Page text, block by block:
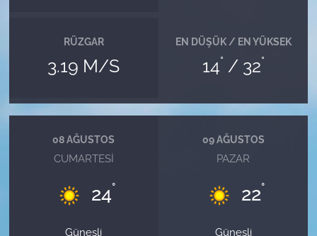
RÜZGAR
3.19 M/S
EN DÜŞÜK / EN YÜKSEK
14° / 32°
08 AĞUSTOS
CUMARTESI
24°
Güneşli
09 AĞUSTOS
PAZAR
22°
Güneşli